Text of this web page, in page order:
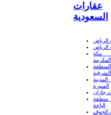
عقارات
السعودية
الرياض
الرياض
مكة
المكرمة
الشرقية
المنورة
جازان
منطقة
الباحة
الجوف